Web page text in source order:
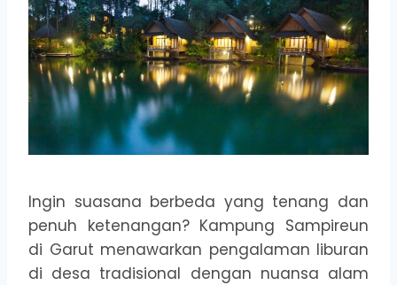
Ingin suasana berbeda yang tenang dan
penuh ketenangan? Kampung Sampireun
di Garut menawarkan pengalaman liburan
di desa tradisional dengan nuansa alam